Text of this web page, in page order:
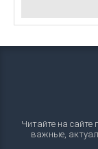
Читайте на сайте
важные,